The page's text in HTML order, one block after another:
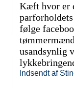
Kæft hvor er
følge
usandsynlig
Indsendt af